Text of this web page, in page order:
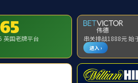
首页 关闭此页